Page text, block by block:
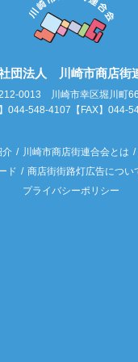
団法人 川崎市商店街
0013 川崎市幸区堀川町
】044-548-4107【FAX】044-
介 川崎市商店街連合会とは
ド
商店街街路灯広告につい
プライバシーポリシー